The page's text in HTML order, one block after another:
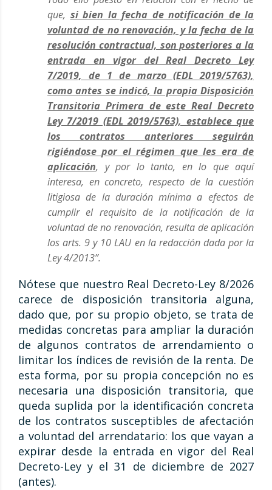
que, si bien la fecha de notificación de la
voluntad de no renovación, y la fecha de la
resolución contractual, son posteriores a la
entrada en vigor del Real Decreto Ley
7/2019, de 1 de marzo (EDL 2019/5763),
como antes se indicó, la propia Disposición
Transitoria Primera de este Real Decreto
Ley 7/2019 (EDL 2019/5763), establece que
los contratos anteriores seguirán
rigiéndose por el régimen que les era de
aplicación, y por lo tanto, en lo que aquí
interesa, en concreto, respecto de la cuestión
litigiosa de la duración mínima a efectos de
cumplir el requisito de la notificación de la
voluntad de no renovación, resulta de aplicación
los arts. 9 y 10 LAU en la redacción dada por la
Ley 4/2013”.
Nótese que nuestro Real Decreto-Ley 8/2026
carece de disposición transitoria alguna,
dado que, por su propio objeto, se trata de
medidas concretas para ampliar la duración
de algunos contratos de arrendamiento o
limitar los índices de revisión de la renta. De
esta forma, por su propia concepción no es
necesaria una disposición transitoria, que
queda suplida por la identificación concreta
de los contratos susceptibles de afectación
a voluntad del arrendatario: los que vayan a
expirar desde la entrada en vigor del Real
Decreto-Ley y el 31 de diciembre de 2027
(antes).